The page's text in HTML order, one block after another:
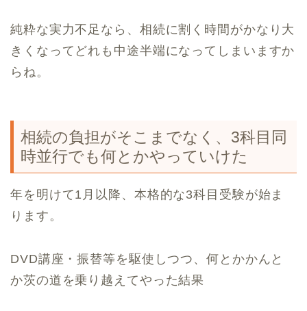
純粋な実力不足なら、相続に割く時間がかなり大
きくなってどれも中途半端になってしまいますか
らね。
相続の負担がそこまでなく、3科目同
時並行でも何とかやっていけた
年を明けて1月以降、本格的な3科目受験が始ま
ります。
DVD講座・振替等を駆使しつつ、何とかかんと
か茨の道を乗り越えてやった結果